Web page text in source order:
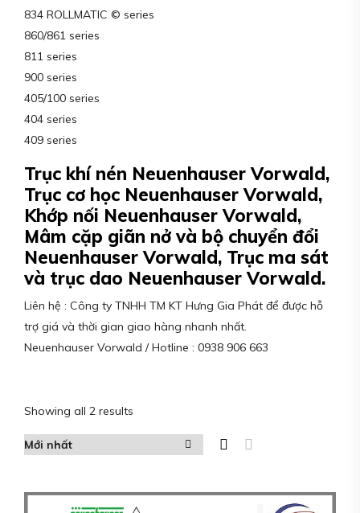
834 ROLLMATIC © series
860/861 series
811 series
900 series
405/100 series
404 series
409 series
Trục khí nén Neuenhauser Vorwald,
Trục cơ học Neuenhauser Vorwald,
Khớp nối Neuenhauser Vorwald,
Mâm cặp giãn nở và bộ chuyển đổi
Neuenhauser Vorwald, Trục ma sát
và trục dao Neuenhauser Vorwald.
Liên hệ : Công ty TNHH TM KT Hưng Gia Phát để được hỗ
trợ giá và thời gian giao hàng nhanh nhất.
Neuenhauser Vorwald / Hotline : 0938 906 663
Showing all 2 results